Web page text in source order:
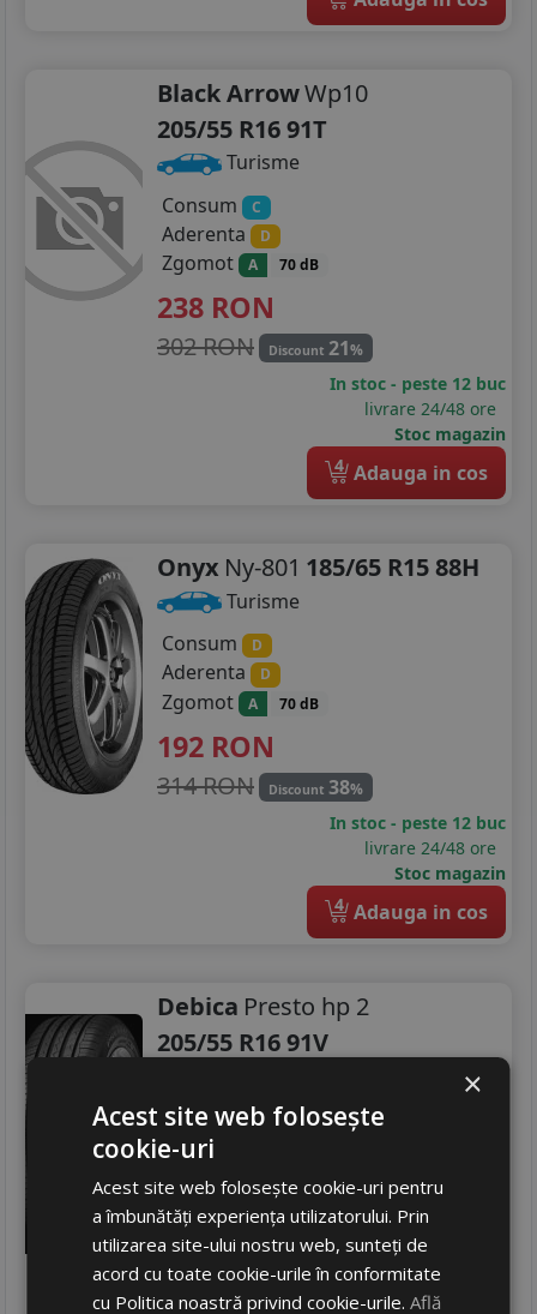
205/55R16
205/60R16
205/65R16
205/75R16
215/65R16
215/70R16
215/80R16
235/60R16
255/65R16
215/50R17
215/55R17
215/60R17
225/45R17
225/55R17
225/65R17
Black ArrowWp10
205/55 R16 91T
Turisme
Consum
C
Aderenta D
Zgomot A 70 dB
238 RON
302 RON Discount 21%
In stoc - peste 12 buc
livrare 24/48 ore
Stoc magazin
4 Adauga in cos
Onyx Ny-801 185/65 R15 88H
Turisme
Consum
D
Aderenta D
Zgomot A 70 dB
192 RON
314 RON Discount 38%
In stoc - peste 12 buc
livrare 24/48 ore
Stoc magazin
4 Adauga in cos
Debica Presto hp 2
205/55 R16 91V
Consum D
Aderenta
Zgomot 70 dB
280RON
370 RON Discount 24
In stoc - peste 12 buc
×
Acest site web folosește
cookie-uri
Acest site web folosește cookie-uri pentru
a îmbunătăți experiența utilizatorului. Prin
utilizarea site-ului nostru web, sunteți de
acord cu toate cookie-urile în conformitate
cu Politica noastră privind cookie-urile.Află